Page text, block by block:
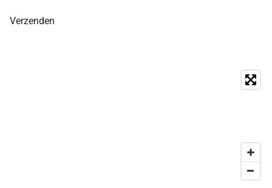
Verzenden